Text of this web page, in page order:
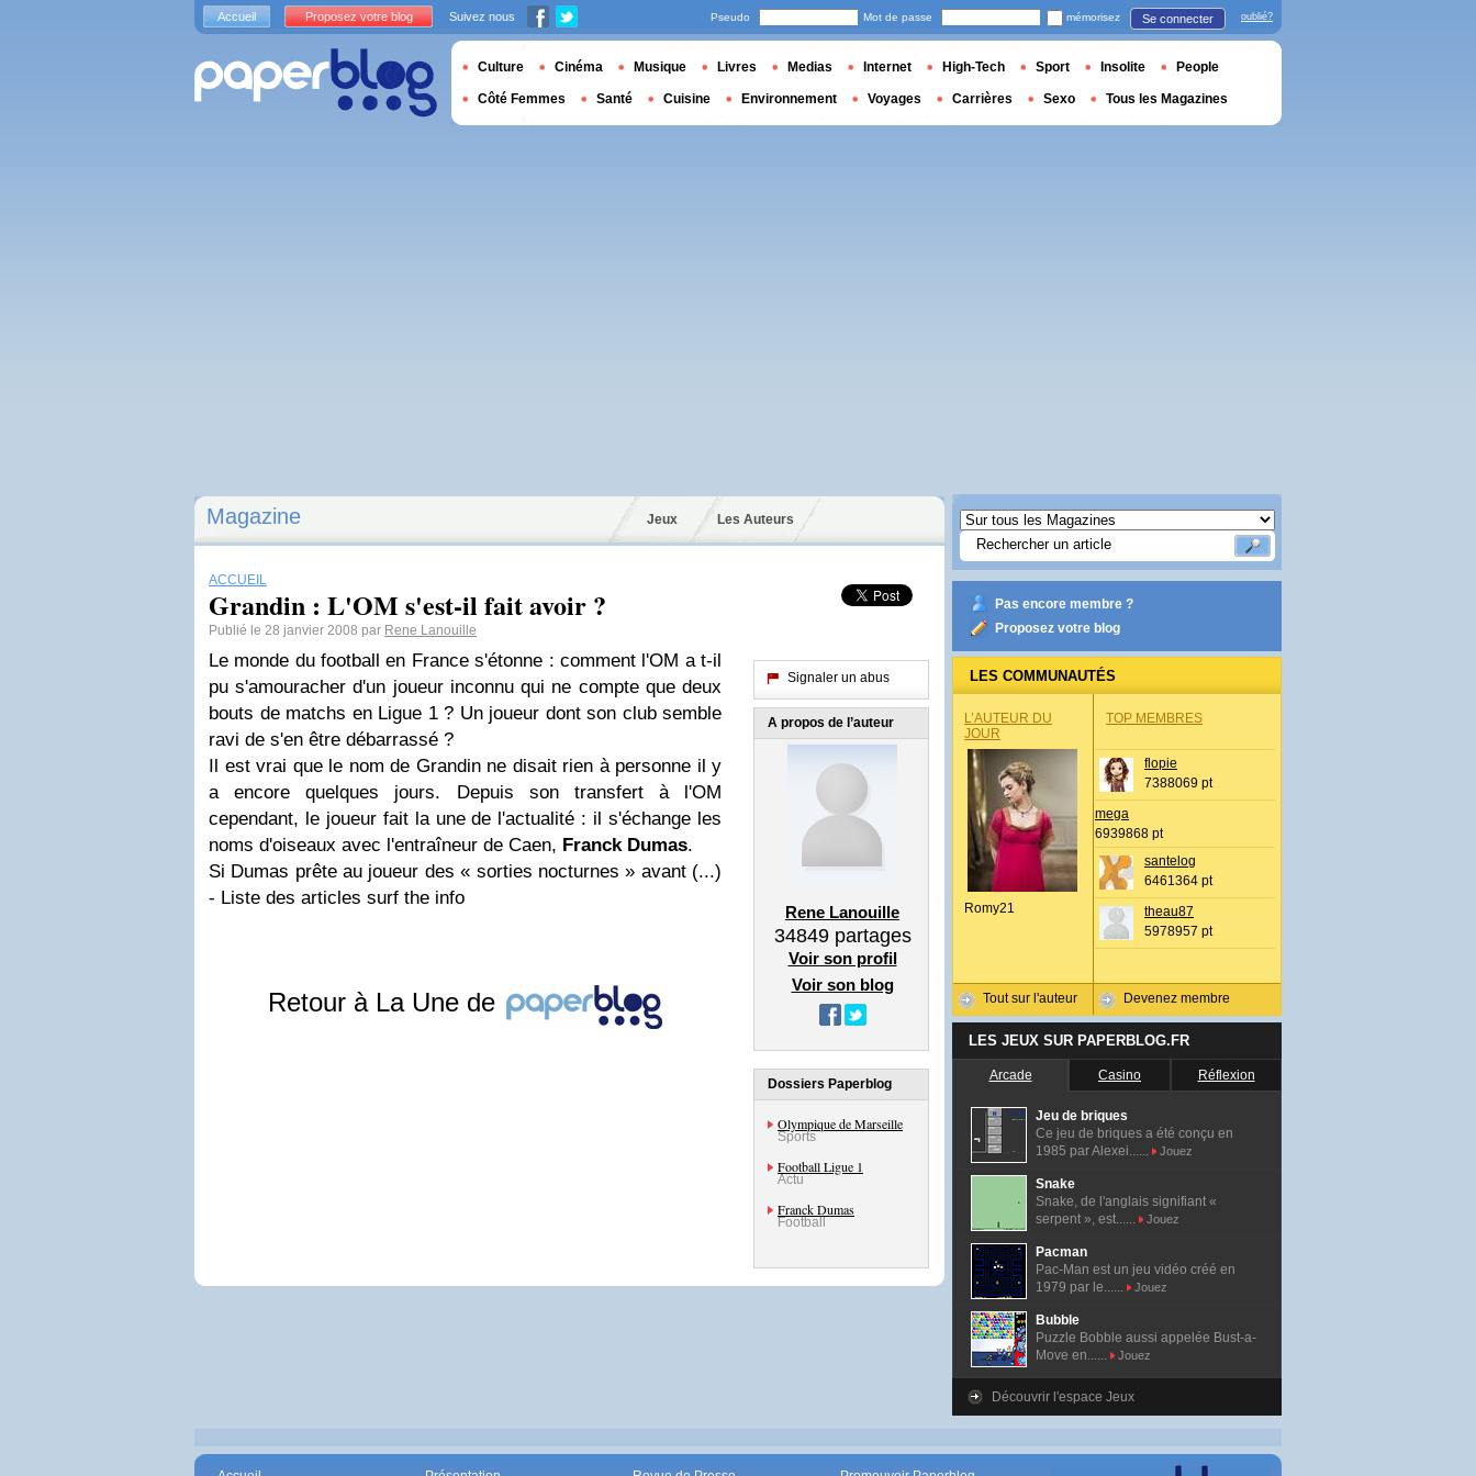
Magazine Jeux Les Auteurs
ACCUEIL
Grandin : L'OM s'est-il fait avoir ?
Publié le 28 janvier 2008 par Rene Lanouille
Le monde du football en France s'étonne : comment l'OM a t-il
pu s'amouracher d'un joueur inconnu qui ne compte que deux
bouts de matchs en Ligue 1 ? Un joueur dont son club semble
ravi de s'en être débarrassé ?
Il est vrai que le nom de Grandin ne disait rien à personne il y
a encore quelques jours. Depuis son transfert à l'OM
cependant, le joueur fait la une de l'actualité : il s'échange les
noms d'oiseaux avec l'entraîneur de Caen, Franck Dumas.
Si Dumas prête au joueur des « sorties nocturnes » avant (...)
- Liste des articles surf the info
Retour à La Une de
Signaler un abus
A propos de l’auteur
Rene Lanouille
34849partages
Voir son profil
Voir son blog
Dossiers Paperblog
Olympique de Marseille
Sports
Football Ligue 1
Actu
Franck Dumas
Football
Pas encore membre ?
Proposez votre blog
LES COMMUNAUTÉS
L’AUTEUR DU
JOUR
Romy21
Tout sur l'auteur
TOP MEMBRES
flopie
7388069 pt
mega
6939868 pt
santelog
6461364 pt
theau87
5978957 pt
Devenez membre
LES JEUX SUR PAPERBLOG.FR
Arcade Casino Réflexion
Jeu de briques
Ce jeu de briques a été conçu en
1985 par Alexei......
Jouez
Snake
Snake, de l'anglais signifiant «
serpent », est......
Jouez
Pacman
Pac-Man est un jeu vidéo créé en
1979 par le......
Jouez
Bubble
Puzzle Bobble aussi appelée Bust-a-
Move en......
Jouez
Découvrir l'espace Jeux
Accueil Proposez votre blog Suivez nous Pseudo Mot de passe mémorisez Se connecter oublié?
Culture Cinéma Musique Livres Medias Internet High-Tech Sport Insolite People
Côté Femmes Santé Cuisine Environnement Voyages Carrières Sexo Tous les Magazines